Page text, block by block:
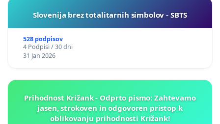
Slovenija brez totalitarnih simbolov - SBTS
528 podpisov
4 Podpisi / 30 dni
31 Jan 2026
Prihodnost Križank - Odprto pismo: Zahtevamo
jasen, strokoven in odgovoren pristop k
oblikovanju prihodnosti Križank!